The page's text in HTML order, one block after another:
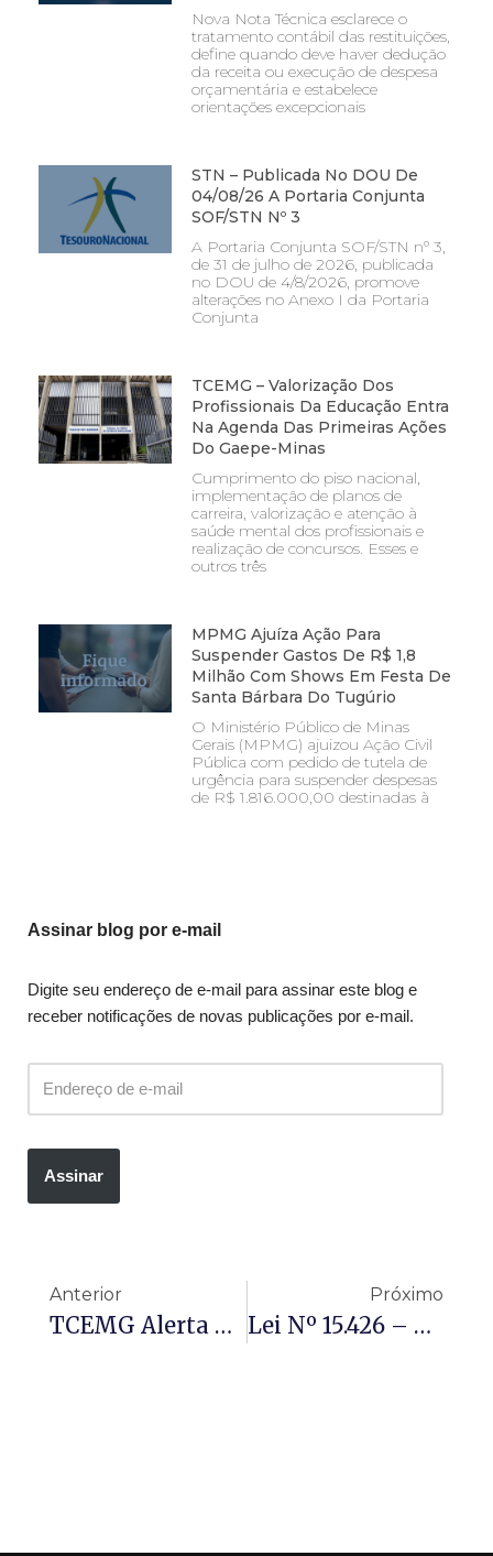
Nova Nota Técnica esclarece o
tratamento contábil das restituições,
define quando deve haver dedução
da receita ou execução de despesa
orçamentária e estabelece
orientações excepcionais
STN – Publicada No DOU De
04/08/26 A Portaria Conjunta
SOF/STN Nº 3
A Portaria Conjunta SOF/STN nº 3,
de 31 de julho de 2026, publicada
no DOU de 4/8/2026, promove
alterações no Anexo I da Portaria
Conjunta
TCEMG – Valorização Dos
Profissionais Da Educação Entra
Na Agenda Das Primeiras Ações
Do Gaepe-Minas
Cumprimento do piso nacional,
implementação de planos de
carreira, valorização e atenção à
saúde mental dos profissionais e
realização de concursos. Esses e
outros três
MPMG Ajuíza Ação Para
Suspender Gastos De R$ 1,8
Milhão Com Shows Em Festa De
Santa Bárbara Do Tugúrio
O Ministério Público de Minas
Gerais (MPMG) ajuizou Ação Civil
Pública com pedido de tutela de
urgência para suspender despesas
de R$ 1.816.000,00 destinadas à
Assinar blog por e-mail
Digite seu endereço de e-mail para assinar este blog e
receber notificações de novas publicações por e-mail.
Assinar
Anterior
TCEMG Alerta Municípios Sobre Contratações De Artistas E Estruturas Para Eventos Festivos
Próximo
Lei Nº 15.426 – Altera O Estatuto Da Criança E Do Adolescente, Para Dispor Sobre Os Conselhos Dos Direitos Da Criança E Do Adolescente Nacional, Estaduais, Distrital E Municipais.